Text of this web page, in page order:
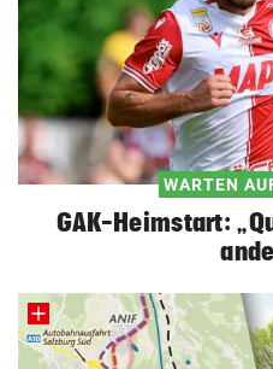
WARTEN
GAK-Heimstart: